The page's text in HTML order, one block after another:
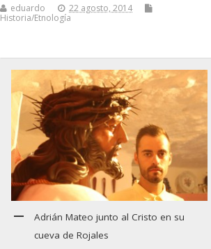
eduardo
22 agosto, 2014
Historia/Etnología
Adrián Mateo junto al Cristo en su
cueva de Rojales